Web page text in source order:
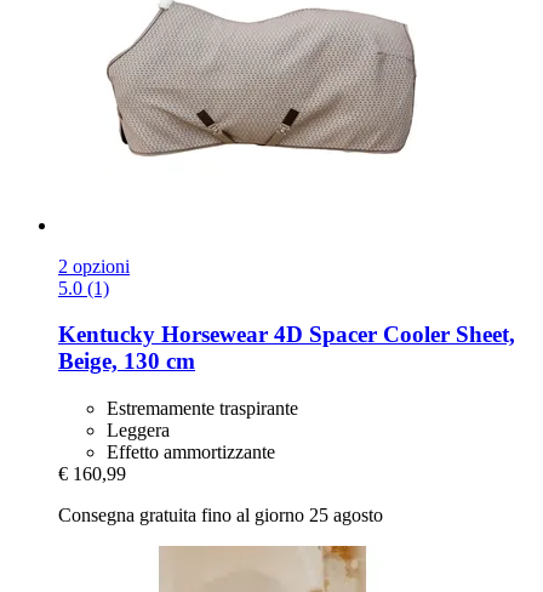
2 opzioni
5.0 (1)
Kentucky Horsewear 4D Spacer Cooler Sheet,
Beige, 130 cm
Estremamente traspirante
Leggera
Effetto ammortizzante
€ 160,99
Consegna gratuita fino al giorno 25 agosto